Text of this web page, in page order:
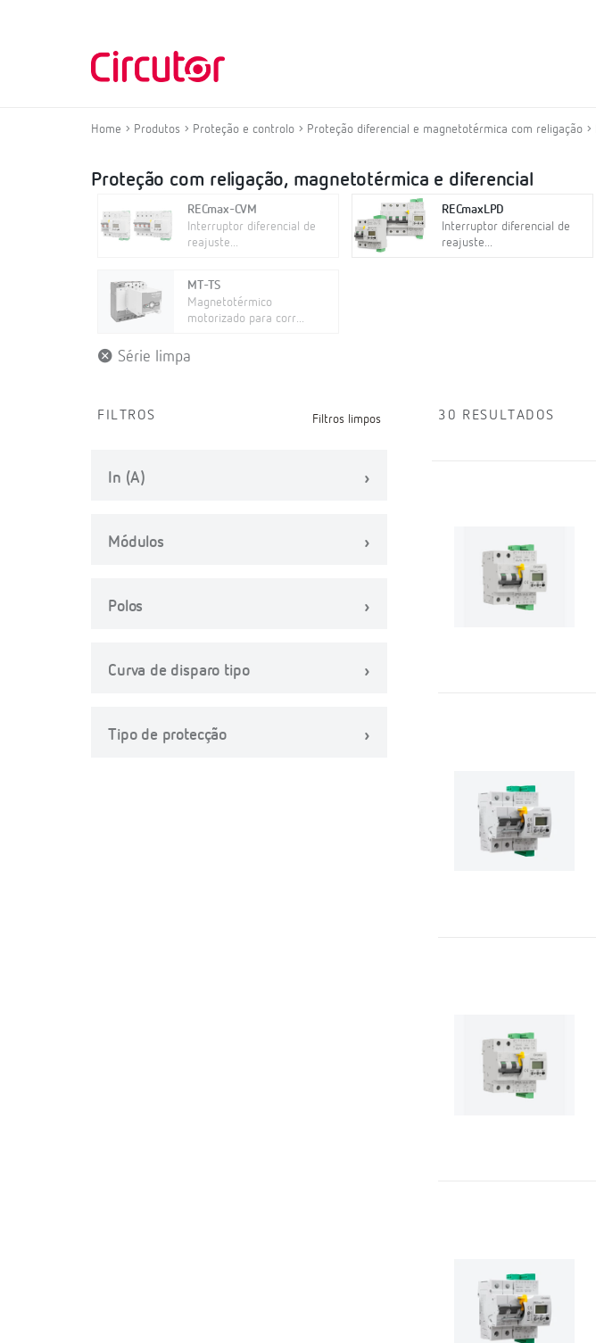
Home Produtos Proteção e controlo Proteção diferencial e magnetotérmica com religação
Proteção com religação, magnetotérmica e diferencial
RECmax-CVM
Interruptor diferencial de
reajuste...
RECmaxLPD
Interruptor diferencial de
reajuste...
MT-TS
Magnetotérmico
motorizado para corr...
Série limpa
FILTROS Filtros limpos
In (A)
Módulos
Polos
Curva de disparo tipo
Tipo de protecção
30 RESULTADOS